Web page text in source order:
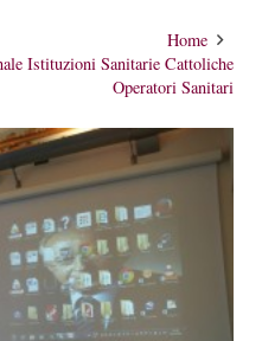
Home
Istituzioni Sanitarie Cattoliche
Operatori Sanitari